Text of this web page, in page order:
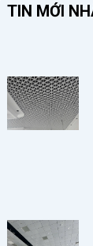
TIN MỚI